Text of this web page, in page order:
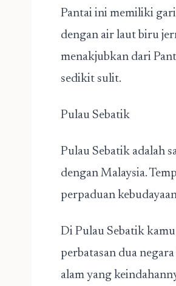
Pantai ini memiliki
dengan air laut biru
menakjubkan dari
Pulau Sebatik
Pulau Sebatik adalah
dengan Malaysia.
perpaduan
Di Pulau Sebatik
perbatasan dua
alam yang